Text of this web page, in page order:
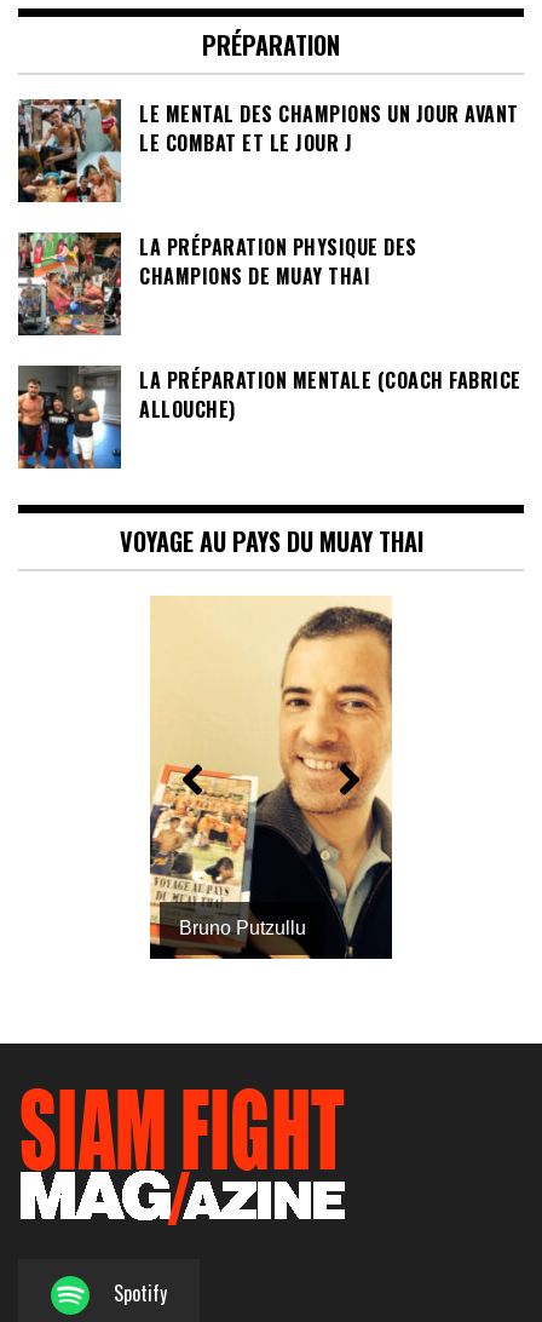
PRÉPARATION
LE MENTAL DES CHAMPIONS UN JOUR AVANT
LE COMBAT ET LE JOUR J
LA PRÉPARATION PHYSIQUE DES
CHAMPIONS DE MUAY THAI
LA PRÉPARATION MENTALE (COACH FABRICE
ALLOUCHE)
VOYAGE AU PAYS DU MUAY THAI
Bruno Putzullu
Spotify